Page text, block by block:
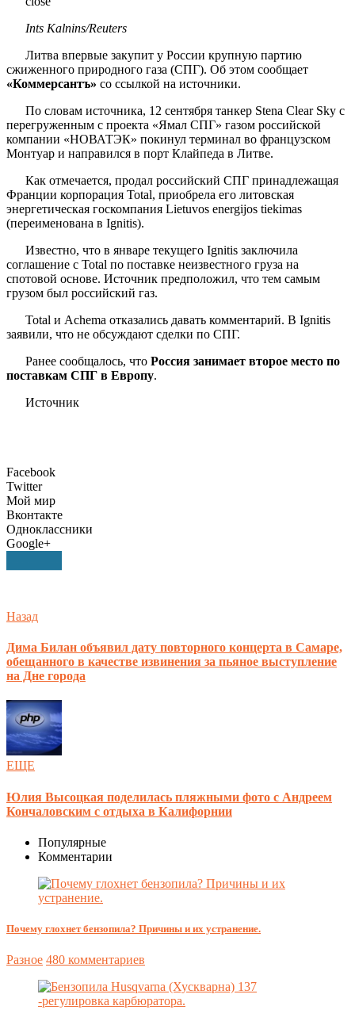
Ints Kalnins/Reuters
Литва впервые закупит у России крупную партию
сжиженного природного газа (СПГ). Об этом сообщает
«Коммерсантъ» со ссылкой на источники.
По словам источника, 12 сентября танкер Stena Clear Sky с
перегруженным с проекта «Ямал СПГ» газом российской
компании «НОВАТЭК» покинул терминал во французском
Монтуар и направился в порт Клайпеда в Литве.
Как отмечается, продал российский СПГ принадлежащая
Франции корпорация Total, приобрела его литовская
энергетическая госкомпания Lietuvos energijos tiekimas
(переименована в Ignitis).
Известно, что в январе текущего Ignitis заключила
соглашение с Total по поставке неизвестного груза на
спотовой основе. Источник предположил, что тем самым
грузом был российский газ.
Total и Achema отказались давать комментарий. В Ignitis
заявили, что не обсуждают сделки по СПГ.
Ранее сообщалось, что Россия занимает второе место по
поставкам СПГ в Европу.
Источник
Facebook
Twitter
Мой мир
Вконтакте
Одноклассники
Google+
Назад
Дима Билан объявил дату повторного концерта в Самаре,
обещанного в качестве извинения за пьяное выступление
на Дне города
ЕЩЕ
Юлия Высоцкая поделилась пляжными фото с Андреем
Кончаловским с отдыха в Калифорнии
Популярные
Комментарии
Почему глохнет бензопила? Причины и их устранение.
Разное 480 комментариев